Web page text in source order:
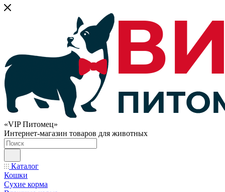
«VIP Питомец»
Интернет-магазин товаров для животных
Каталог
Кошки
Сухие корма